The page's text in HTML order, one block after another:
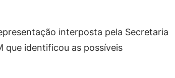
interposta pela Secretaria
que identificou as possíveis